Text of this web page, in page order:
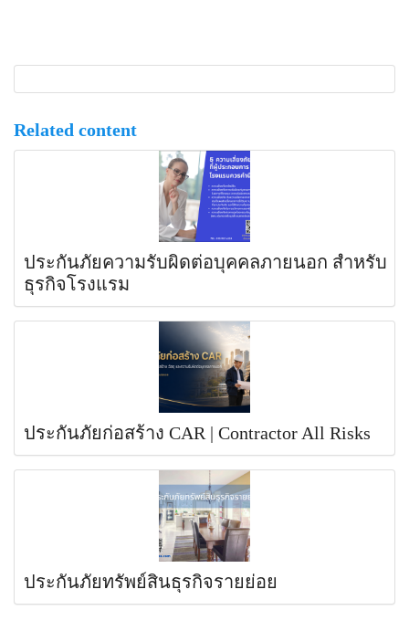
Related content
ประกันภัยความรับผิดต่อบุคคลภายนอก สำหรับ
ธุรกิจโรงแรม
ประกันภัยก่อสร้าง CAR | Contractor All Risks
ประกันภัยทรัพย์สินธุรกิจรายย่อย